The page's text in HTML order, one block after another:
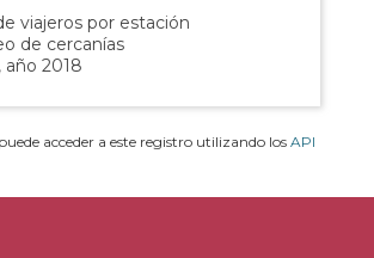
viajeros por estación
de cercanías
año 2018
acceder a este registro utilizando los API